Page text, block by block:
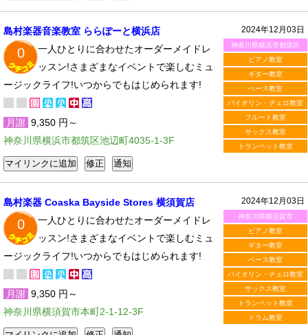
2024年12月03日
神奈川県横浜市都筑区
ピアノ教室
ギター教室
ベース教室
バイオリン・チェロ教室
フルート教室
サックス教室
トランペット教室
島村楽器音楽教室 ららぽーと横浜店
0
一人ひとりに合わせたオーダーメイドレ
ッスン!さまざまなイベントで楽しむミュ
ージックライフ!いつからでもはじめられます!
月謝 9,350 円～
神奈川県横浜市都筑区池辺町4035-1-3F
2024年12月03日
神奈川県横須賀市
ピアノ教室
ギター教室
ベース教室
バイオリン・チェロ教室
サックス教室
トランペット教室
ドラム教室
島村楽器 Coaska Bayside Stores 横須賀店
0
一人ひとりに合わせたオーダーメイドレ
ッスン!さまざまなイベントで楽しむミュ
ージックライフ!いつからでもはじめられます!
月謝 9,350 円～
神奈川県横須賀市本町2-1-12-3F